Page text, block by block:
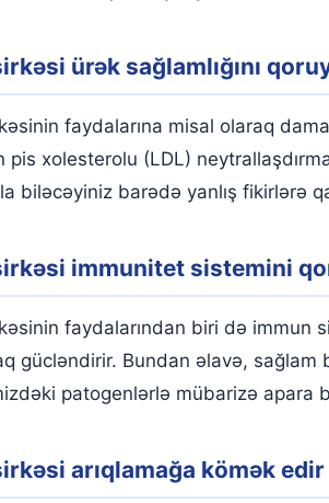
ürək sağlamlığını
faydalarına misal olaraq
pis xolesterolu (LDL)
biləcəyiniz barədə yanlış fikirlərə
immunitet sistemini
faydalarından biri də
gücləndirir. Bundan əlavə, sağlam
patogenlərlə mübarizə apara
arıqlamağa kömək edir